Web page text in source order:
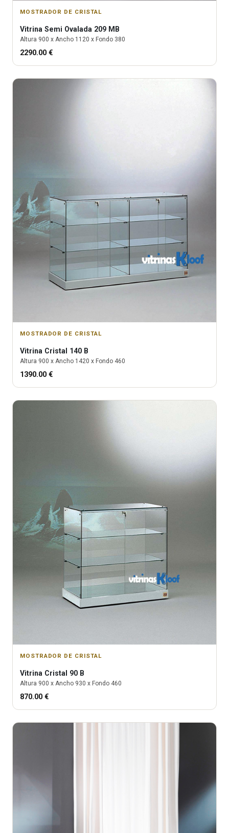
MOSTRADOR DE CRISTAL
Vitrina Semi Ovalada 209 MB
Altura 900 x Ancho 1120 x Fondo 380
2290.00 €
MOSTRADOR DE CRISTAL
Vitrina Cristal 140 B
Altura 900 x Ancho 1420 x Fondo 460
1390.00 €
MOSTRADOR DE CRISTAL
Vitrina Cristal 90 B
Altura 900 x Ancho 930 x Fondo 460
870.00 €